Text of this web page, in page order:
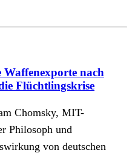
Waffenexporte nach
Flüchtlingskrise
Chomsky, MIT-
Philosoph und
von deutschen